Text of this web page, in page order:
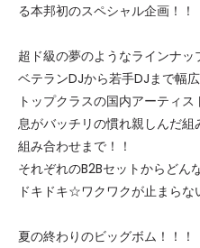
る本邦初のスペシャル企画！！
超ド級の夢のようなラインナッ
ベテランDJから若手DJまで幅
トップクラスの国内アーティス
息がバッチリの慣れ親しんだ
組み合わせまで！！
それぞれのB2Bセットからどん
ドキドキ☆ワクワクが止まらな
夏の終わりのビッグボム！！！